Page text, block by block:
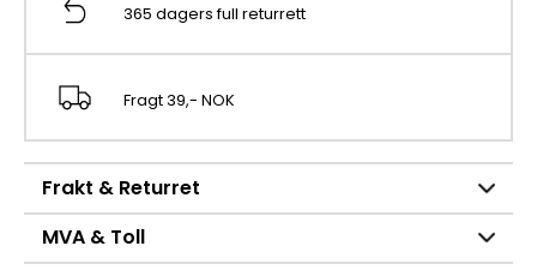
365 dagers full returrett
Fragt 39,- NOK
Frakt & Returret
MVA & Toll